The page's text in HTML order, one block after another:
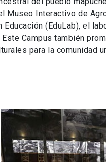
Interactivo de
(EduLab), el
Campus también
para la comunidad